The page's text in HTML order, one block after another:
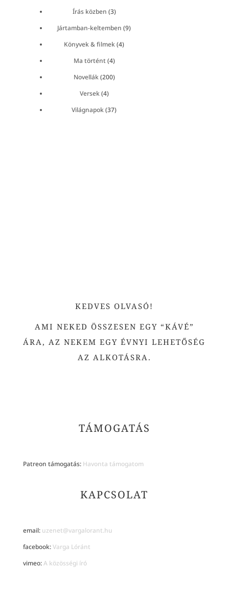
Írás közben (3)
Jártamban-keltemben (9)
Könyvek & filmek(4)
Ma történt(4)
Novellák(200)
Versek(4)
Világnapok(37)
KEDVES OLVASÓ!
AMI NEKED ÖSSZESEN EGY “KÁVÉ”
ÁRA, AZ NEKEM EGY ÉVNYI LEHETŐSÉG
AZ ALKOTÁSRA.
TÁMOGATÁS
Patreon támogatás: Havonta támogatom
KAPCSOLAT
email: uzenet@vargalorant.hu
facebook:Varga Lóránt
vimeo:A közösségi író